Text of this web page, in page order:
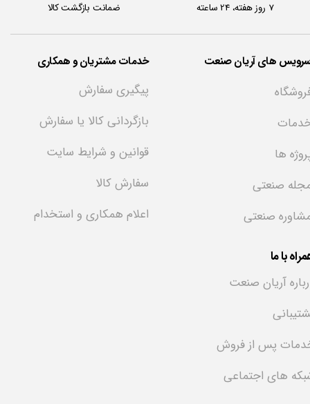
7 روز هفته، 24 ساعته ضمانت بازگشت کالا
های آریان صنعت خدمات مشتریان و همکاری
با ما
ها
صنعتی
صنعتی
پیگیری سفارش
بازگردانی کالا یا سفارش
قوانین و شرایط سایت
سفارش کالا
اعلام همکاری و استخدام
آریان صنعت
پس از فروش
های اجتماعی